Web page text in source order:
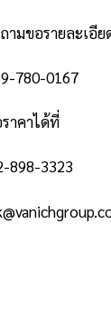
มขอรายละเอีย
780-0167
าคาได้ที่
898-3323